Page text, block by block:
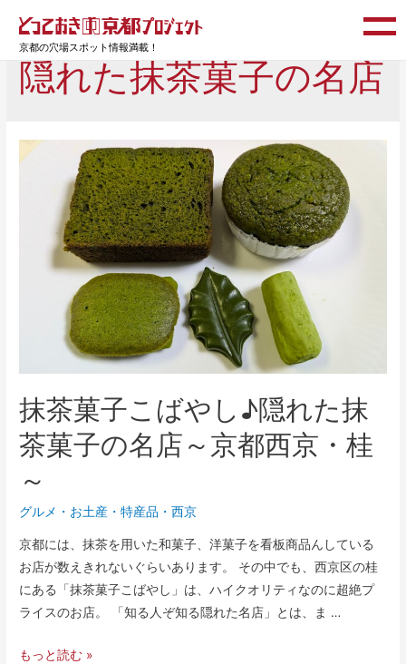
京都の穴場スポット情報満載！
隠れた抹茶菓子の名店
抹茶菓子こばやし♪隠れた抹
茶菓子の名店～京都西京・桂
～
グルメ ・ お土産・特産品 ・西京
京都には、抹茶を用いた和菓子、洋菓子を看板商品んしている
お店が数えきれないぐらいあります。 その中でも、西京区の桂
にある「抹茶菓子こばやし」は、ハイクオリティなのに超絶プ
ライスのお店。 「知る人ぞ知る隠れた名店」とは、ま …
もっと読む »